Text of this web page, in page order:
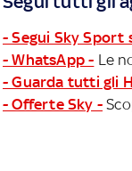
- Segui Sky Sport
- WhatsApp - Le
- Guarda tutti gli
- Offerte Sky -